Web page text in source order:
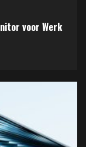
voor Werk